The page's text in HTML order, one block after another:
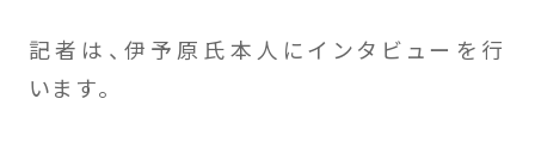
記者は、伊予原氏本人にインタビューを行
います。